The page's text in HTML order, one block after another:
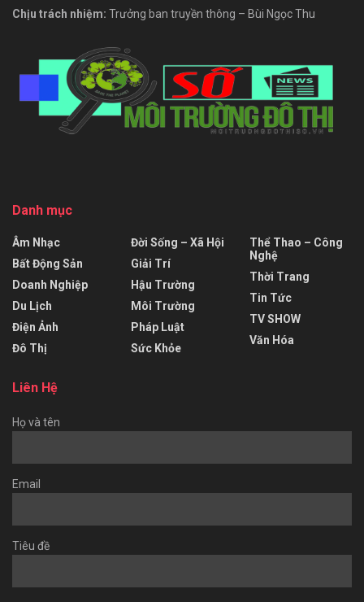
Chịu trách nhiệm: Trưởng ban truyền thông – Bùi Ngọc Thu
Danh mục
Âm Nhạc
Bất Động Sản
Doanh Nghiệp
Du Lịch
Điện Ảnh
Đô Thị
Đời Sống – Xã Hội
Giải Trí
Hậu Trường
Môi Trường
Pháp Luật
Sức Khỏe
Thể Thao – Công
Nghệ
Thời Trang
Tin Tức
TV SHOW
Văn Hóa
Liên Hệ
Họ và tên
Email
Tiêu đề